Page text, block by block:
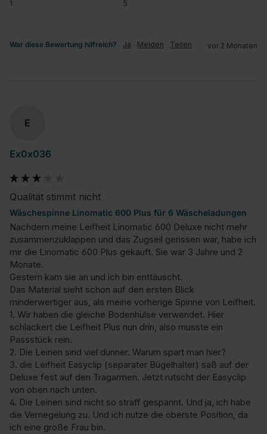
1 5
War diese Bewertung hilfreich? Ja Melden Teilen vor 2 Monaten
E
Ex0x036
Qualität stimmt nicht
Wäschespinne Linomatic 600 Plus für 6 Wäscheladungen
Nachdem meine Leifheit Linomatic 600 Deluxe nicht mehr
zusammenzuklappen und das Zugseil gerissen war, habe ich
mir die Linomatic 600 Plus gekauft. Sie war 3 Jahre und 2
Monate.
Gestern kam sie an und ich bin enttäuscht.
Das Material sieht schon auf den ersten Blick
minderwertiger aus, als meine vorherige Spinne von Leifheit.
1. Wir haben die gleiche Bodenhülse verwendet. Hier
schlackert die Leifheit Plus nun drin, also musste ein
Passstück rein.
2. Die Leinen sind viel dünner. Warum spart man hier?
3. die Leifheit Easyclip (separater Bügelhalter) saß auf der
Deluxe fest auf den Tragarmen. Jetzt rutscht der Easyclip
von oben nach unten.
4. Die Leinen sind nicht so straff gespannt. Und ja, ich habe
die Verriegelung zu. Und ich nutze die oberste Position, da
ich eine große Frau bin.